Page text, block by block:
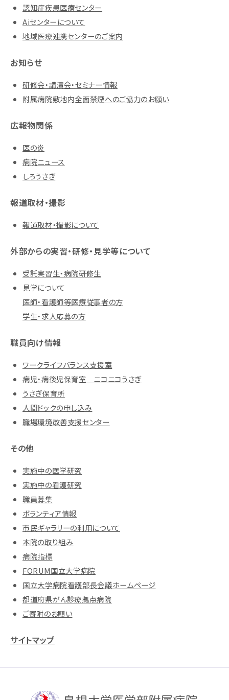
認知症疾患医療センター
Aiセンターについて
地域医療連携センターのご案内
お知らせ
研修会・講演会・セミナー情報
附属病院敷地内全面禁煙へのご協力のお願い
広報物関係
医の炎
病院ニュース
しろうさぎ
報道取材・撮影
報道取材・撮影について
外部からの実習・研修・見学等について
受託実習生・病院研修生
見学について
医師・看護師等医療従事者の方
学生・求人応募の方
職員向け情報
ワークライフバランス支援室
病児・病後児保育室 ニコニコうさぎ
うさぎ保育所
人間ドックの申し込み
職場環境改善支援センター
その他
実施中の医学研究
実施中の看護研究
職員募集
ボランティア情報
市民ギャラリーの利用について
本院の取り組み
病院指標
FORUM国立大学病院
国立大学病院看護部長会議ホームページ
都道府県がん診療拠点病院
ご寄附のお願い
サイトマップ